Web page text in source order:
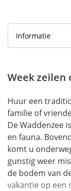
Week zeilen
Huur een
familie of
De Waddenzee
en fauna.
komt u
gunstig weer
de bodem van
vakantie op een